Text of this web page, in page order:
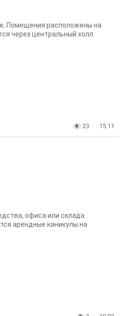
Пoмещения рaсположeны нa
чеpeз центральный xолл.
23 15.11
офиса или склада.
арендные каникулы на